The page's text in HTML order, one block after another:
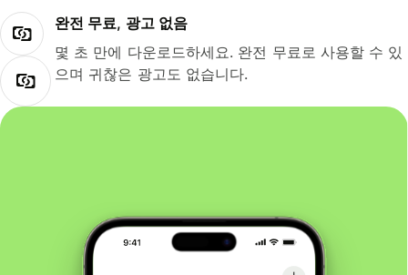
완전 무료, 광고 없음
몇 초 만에 다운로드하세요. 완전 무료로 사용할 수 있
으며 귀찮은 광고도 없습니다.